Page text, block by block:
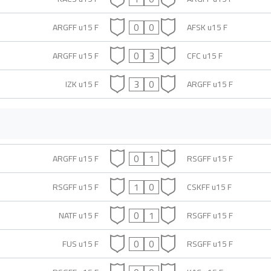
ARGFF u15 F
0 0
AFSK u15 F
ARGFF u15 F
0 3
CFC u15 F
IZK u15 F
3 0 ARGFF u15 F
ARGFF u15 F 0 1
RSGFF u15 F
RSGFF u15 F
1 0
CSKFF u15 F
NATF u15 F
0 1
RSGFF u15 F
FUS u15 F
0 0
RSGFF u15 F